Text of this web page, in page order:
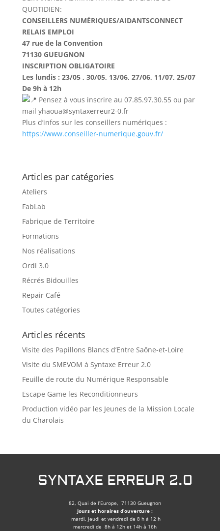
QUOTIDIEN:
CONSEILLERS NUMÉRIQUES/AIDANTSCONNECT
RELAIS EMPLOI
47 rue de la Convention
71130 GUEUGNON
INSCRIPTION OBLIGATOIRE
Les lundis : 23/05 , 30/05, 13/06, 27/06, 11/07, 25/07
De 9h à 12h
Pensez à vous inscrire au 07.85.97.30.55 ou par
mail yhaoua@syntaxerreur2-0.fr
Plus d’infos sur les conseillers numériques :
https://www.conseiller-numerique.gouv.fr/
Articles par catégories
Ateliers
FabLab
Fabrique de Territoire
Formations
Nos réalisations
Ordi 3.0
Récrés Bidouilles
Repair Café
Toutes catégories
Articles récents
Visite des Papillons Blancs d’Entre Saône-et-Loire
Visite du SMEVOM à Syntaxe Erreur 2.0
Feuille de route du Numérique Responsable
Escape Game les Reconditionneurs
Production vidéo par les Jeunes de la Mission Locale
du Charolais
SYNTAXE ERREUR 2.0
82, Quai de l’Europe, 71130 Gueugnon
Jours et horaires d’ouverture :
mardi, jeudi et vendredi de 8 h à 12 h
mercredi de 8h à 12h et 14h à 16h